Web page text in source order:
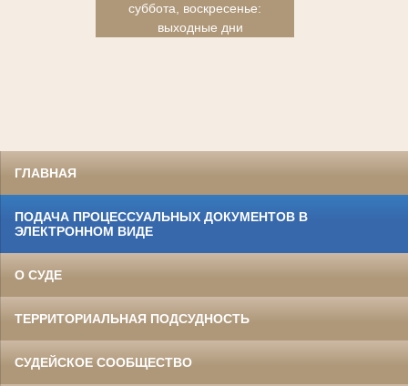
суббота, воскресенье:
выходные дни
ГЛАВНАЯ
ПОДАЧА ПРОЦЕССУАЛЬНЫХ ДОКУМЕНТОВ В
ЭЛЕКТРОННОМ ВИДЕ
О СУДЕ
ТЕРРИТОРИАЛЬНАЯ ПОДСУДНОСТЬ
СУДЕЙСКОЕ СООБЩЕСТВО